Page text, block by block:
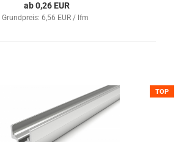
ab 0,26 EUR
Grundpreis: 6,56 EUR / lfm
TOP